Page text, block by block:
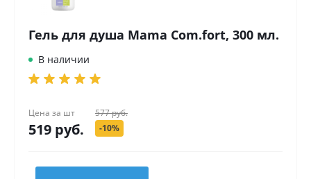
Гель для душа Mama Com.fort, 300 мл.
В наличии
Цена за шт
519 руб.
577 руб.
-10%